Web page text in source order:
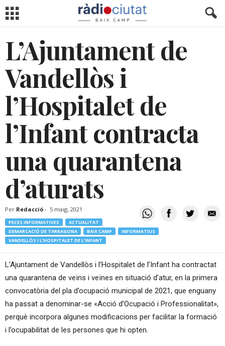
L’Ajuntament de
Vandellòs i
l’Hospitalet de
l’Infant contracta
una quarantena
d’aturats
Per Redacció - 5 maig, 2021
PECES INFORMATIVES
ACTUALITAT
DEMARCACIÓ DE TARRAGONA
BAIX CAMP
INFORMATIUS
VANDELLÒS I L'HOSPITALET DE L'INFANT
L’Ajuntament de Vandellòs i l’Hospitalet de l’Infant ha contractat
una quarantena de veïns i veïnes en situació d’atur, en la primera
convocatòria del pla d’ocupació municipal de 2021, que enguany
ha passat a denominar-se «Acció d’Ocupació i Professionalitat»,
perquè incorpora algunes modificacions per facilitar la formació
i l’ocupabilitat de les persones que hi opten.